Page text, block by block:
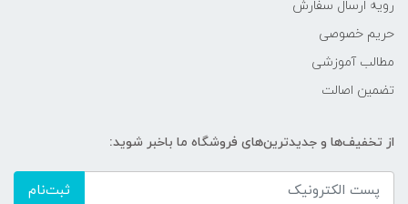
رویه ارسال سفارش
حریم خصوصی
مطالب آموزشی
تضمین اصالت
از تخفیف‌ها و جدیدترین‌های فروشگاه ما باخبر شوید:
ثبت‌نام